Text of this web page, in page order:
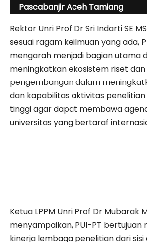
Pascabanjir Aceh Tamiang
Rektor Unri Prof Dr Sri Indarti SE
sesuai ragam keilmuan yang ada,
mengarah menjadi bagian utama
meningkatkan ekosistem riset dan
pengembangan dalam
dan kapabilitas aktivitas
tinggi agar dapat membawa
universitas yang bertaraf
Ketua LPPM Unri Prof Dr Mubarak
menyampaikan, PUI-PT bertujuan
kinerja lembaga penelitian dari sisi